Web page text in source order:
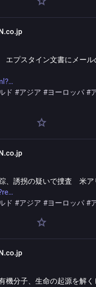
エプスタイン文書にメー
ド #アジア #ヨーロッパ #
、誘拐の疑いで捜査　米ア
ド #アジア #ヨーロッパ #
機分子、生命の起源を解く